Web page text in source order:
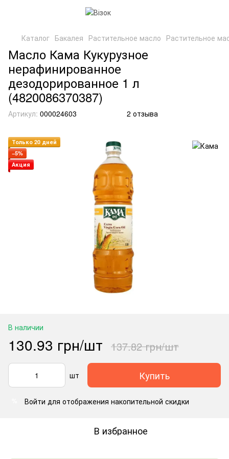
Каталог Бакалея Растительное масло Растительное
Масло Кама Кукурузное
нерафинированное
дезодорированное 1 л
(4820086370387)
Артикул: 000024603 2 отзыва
Только 20 дней
−5%
Акция
В наличии
130.93 грн/шт 137.82 грн/шт
шт Купить
Войти для отображения накопительной скидки
В избранное